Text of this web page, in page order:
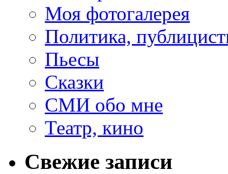
Моя фотогалерея
Политика,
Пьесы
Сказки
СМИ обо мне
Театр, кино
Свежие записи